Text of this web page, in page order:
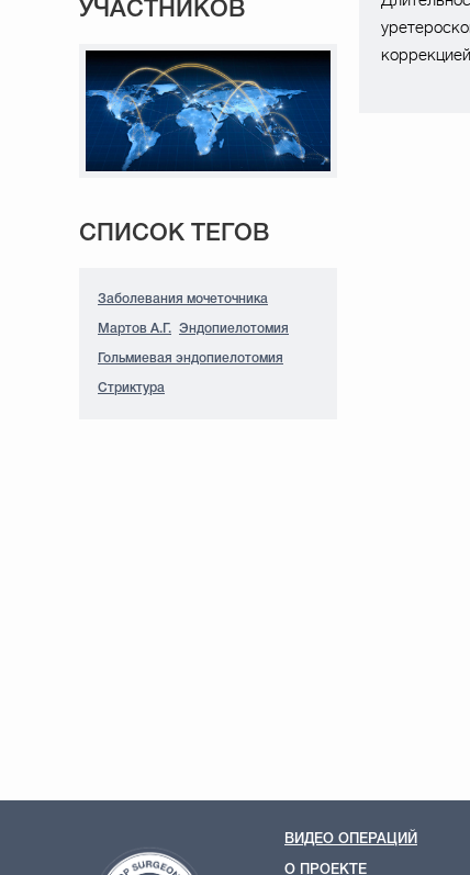
УЧАСТНИКОВ
СПИСОК ТЕГОВ
Заболевания мочеточника
Мартов А.Г. Эндопиелотомия
Гольмиевая эндопиелотомия
Стриктура
ВИДЕО ОПЕРАЦИЙ
О ПРОЕКТЕ